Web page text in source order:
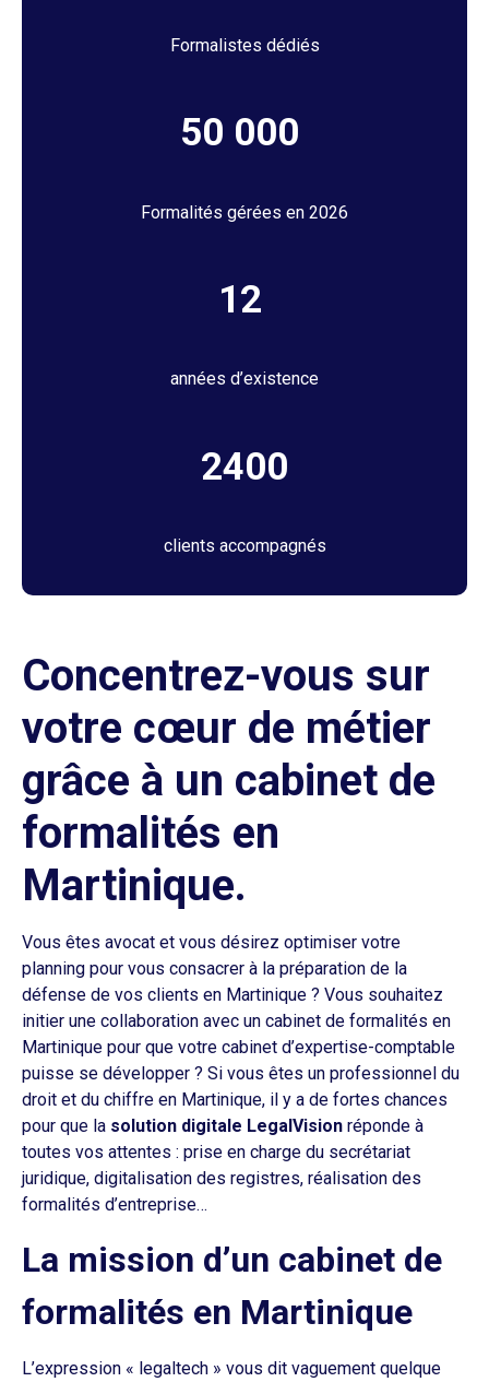
Formalistes dédiés
50 000
Formalités gérées en 2026
12
années d’existence
2400
clients accompagnés
Concentrez-vous sur
votre cœur de métier
grâce à un cabinet de
formalités en
Martinique.
Vous êtes avocat et vous désirez optimiser votre
planning pour vous consacrer à la préparation de la
défense de vos clients en Martinique ? Vous souhaitez
initier une collaboration avec un cabinet de formalités en
Martinique pour que votre cabinet d’expertise-comptable
puisse se développer ? Si vous êtes un professionnel du
droit et du chiffre en Martinique, il y a de fortes chances
pour que la solution digitale LegalVision réponde à
toutes vos attentes : prise en charge du secrétariat
juridique, digitalisation des registres, réalisation des
formalités d’entreprise…
La mission d’un cabinet de
formalités en Martinique
L’expression « legaltech » vous dit vaguement quelque